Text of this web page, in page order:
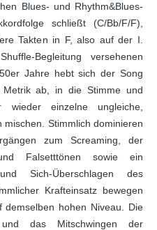
Blues- und Rhythm&Blues-
schließt (C/Bb/F/F),
Takten in F, also auf der I.
Begleitung versehenen
Jahre hebt sich der Song
ab, in die Stimme und
wieder einzelne ungleiche,
Stimmlich dominieren
zum Screaming, der
Falsetttönen sowie ein
Sich-Überschlagen des
Krafteinsatz bewegen
hohen Niveau. Die
das Mitschwingen der